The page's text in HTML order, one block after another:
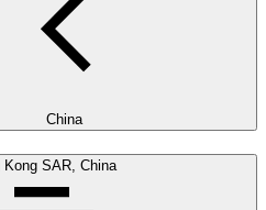
China
Kong SAR, China